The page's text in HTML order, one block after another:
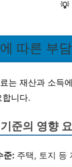
💡
따른 부
는 재산과 소득
합니다.
준의 영향
준: 주택, 토지 등